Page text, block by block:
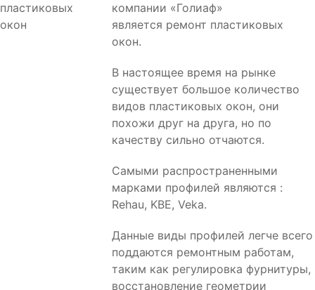
компании «Голиаф»
является ремонт пластиковых
окон.
В настоящее время на рынке
существует большое количество
видов пластиковых окон, они
похожи друг на друга, но по
качеству сильно отчаются.
Самыми распространенными
марками профилей являются :
Rehau, KBE, Veka.
Данные виды профилей легче всего
поддаются ремонтным работам,
таким как регулировка фурнитуры,
восстановление геометрии